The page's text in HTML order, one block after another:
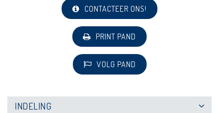
CONTACTEER ONS!
PRINT PAND
VOLG PAND
INDELING